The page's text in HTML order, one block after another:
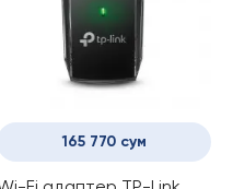
165 770 сум